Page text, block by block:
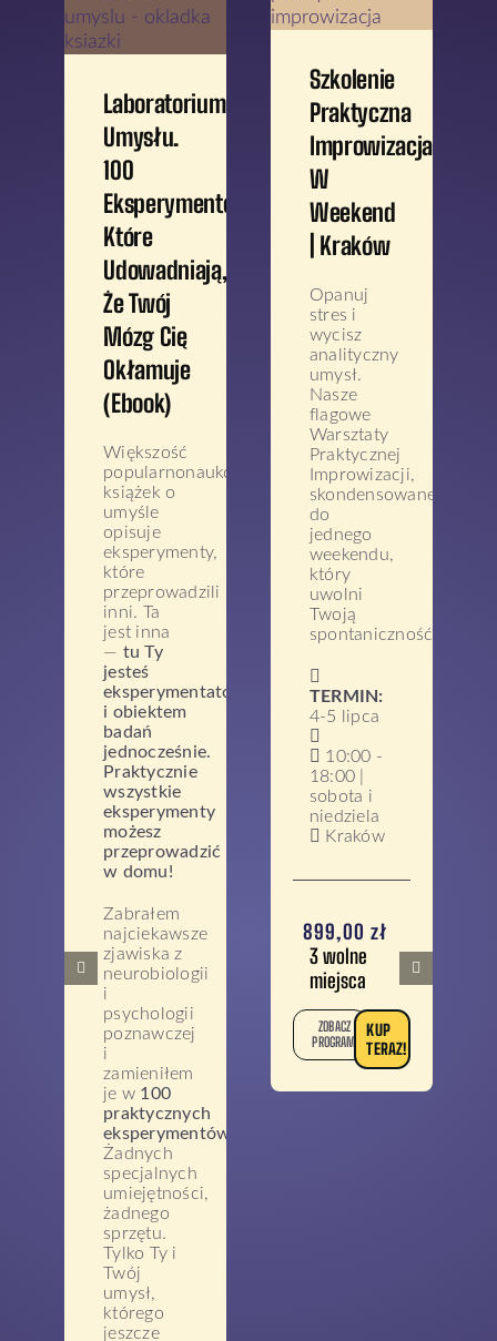
Laboratorium
Umysłu.
100
Eksperymentów
Które
Udowadniają,
Że Twój
Mózg Cię
Okłamuje
(ebook)
Większość
popularnonaukowych
książek o
umyśle
opisuje
eksperymenty,
które
przeprowadzili
inni. Ta
jest inna
— tu Ty
jesteś
eksperymentatorem
i obiektem
badań
jednocześnie.
Praktycznie
wszystkie
eksperymenty
możesz
przeprowadzić
w domu!
Zabrałem
najciekawsze
zjawiska z
neurobiologii
i
psychologii
poznawczej
i
zamieniłem
je w 100
praktycznych
eksperymentów
Żadnych
specjalnych
umiejętności,
żadnego
sprzętu.
Tylko Ty i
Twój
umysł,
którego
jeszcze
Szkolenie
Praktyczna
Improwizacja
W
Weekend
| Kraków
Opanuj
stres i
wycisz
analityczny
umysł.
Nasze
flagowe
Warsztaty
Praktycznej
Improwizacji,
skondensowane
do
jednego
weekendu,
który
uwolni
Twoją
spontaniczność!
TERMIN:
4-5 lipca
10:00 -
18:00 |
sobota i
niedziela
Kraków
899,00zł
3 wolne
miejsca
ZOBACZ
PROGRAM
KUP
TERAZ!